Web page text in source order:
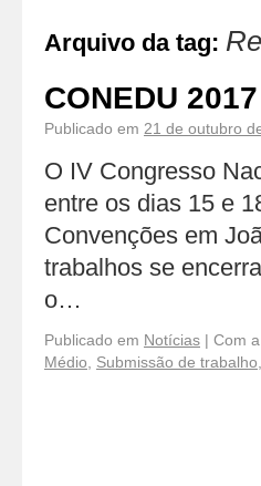
Arquivo da tag:
CONEDU
Publicado em 21 de outubro
O IV Congresso
entre os dias 15 e
Convenções em
trabalhos se
o…
Publicado em Notícias | Com
Médio
Submissão de trabalho